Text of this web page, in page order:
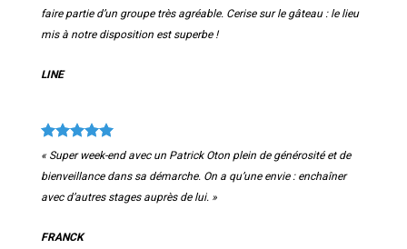
faire partie d’un groupe très agréable. Cerise sur le gâteau : le lieu
mis à notre disposition est superbe !
LINE
« Super week-end avec un Patrick Oton plein de générosité et de
bienveillance dans sa démarche. On a qu’une envie : enchaîner
avec d’autres stages auprès de lui. »
FRANCK